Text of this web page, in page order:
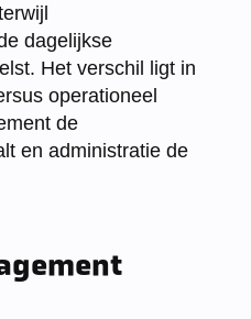
dagelijkse
Het verschil ligt in
operationeel
de
en administratie de